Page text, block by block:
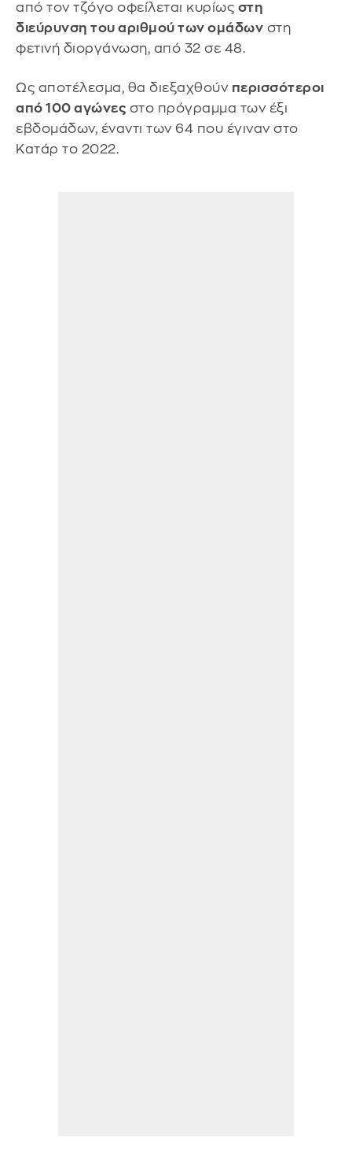
από τον τζόγο οφείλεται κυρίως στη
διεύρυνση του αριθμού των ομάδων στη
φετινή διοργάνωση, από 32 σε 48.
Ως αποτέλεσμα, θα διεξαχθούν περισσότεροι
από 100 αγώνες στο πρόγραμμα των έξι
εβδομάδων, έναντι των 64 που έγιναν στο
Κατάρ το 2022.